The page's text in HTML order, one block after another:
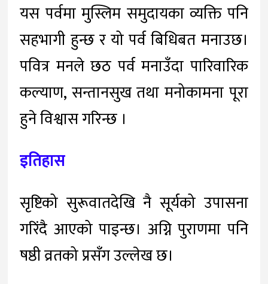
यस पर्वमा मुस्लिम समुदायका व्यक्ति पनि
सहभागी हुन्छ र यो पर्व बिधिबत मनाउछ।
पवित्र मनले छठ पर्व मनाउँदा पारिवारिक
कल्याण, सन्तानसुख तथा मनोकामना पूरा
हुने विश्वास गरिन्छ ।
इतिहास
सृष्टिको सुरूवातदेखि नै सूर्यको उपासना
गरिंदै आएको पाइन्छ। अग्नि पुराणमा पनि
षष्ठी व्रतको प्रसँग उल्लेख छ।